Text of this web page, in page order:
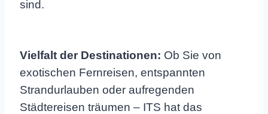
sind.
Vielfalt der Destinationen: Ob Sie von
exotischen Fernreisen, entspannten
Strandurlauben oder aufregenden
Städtereisen träumen – ITS hat das